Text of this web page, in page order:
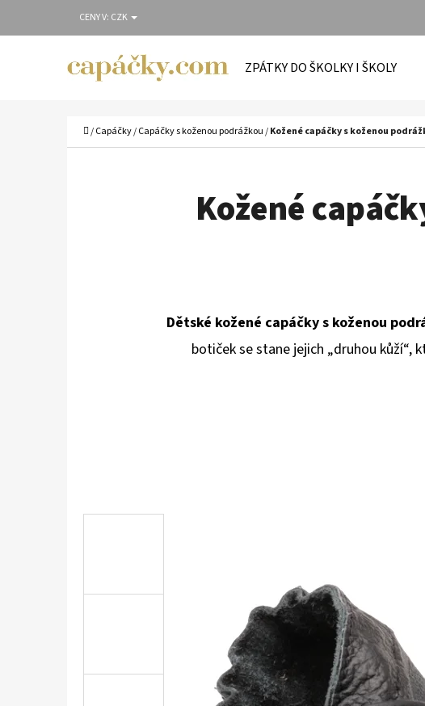
na
CENY V: CZK
ZPÁTKY DO ŠKOLKY I ŠKOLY
Domů
/Capáčky/Capáčky s koženou podrážkou/Kožené capáčky s koženou
Kožené
Dětské kožené capáčky s koženou
botiček se stane jejich „druhou kůží“,
O
Zpět
do
Zpět
do